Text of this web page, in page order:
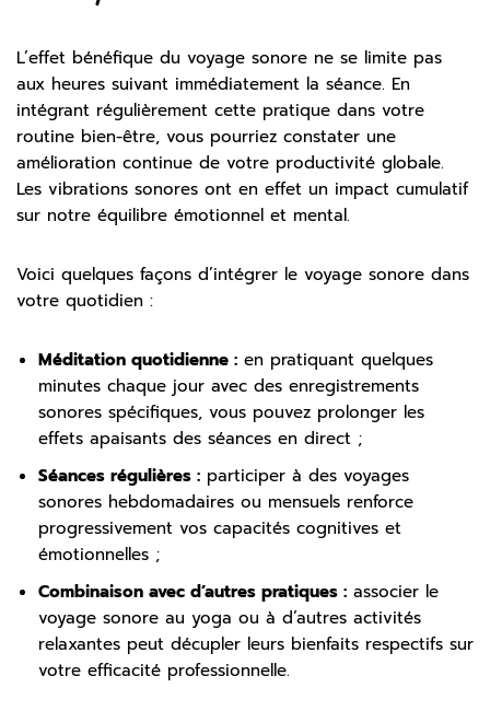
L’effet bénéfique du voyage sonore ne se limite pas
aux heures suivant immédiatement la séance. En
intégrant régulièrement cette pratique dans votre
routine bien-être, vous pourriez constater une
amélioration continue de votre productivité globale.
Les vibrations sonores ont en effet un impact cumulatif
sur notre équilibre émotionnel et mental.
Voici quelques façons d’intégrer le voyage sonore dans
votre quotidien :
Méditation quotidienne : en pratiquant quelques
minutes chaque jour avec des enregistrements
sonores spécifiques, vous pouvez prolonger les
effets apaisants des séances en direct ;
Séances régulières : participer à des voyages
sonores hebdomadaires ou mensuels renforce
progressivement vos capacités cognitives et
émotionnelles ;
Combinaison avec d’autres pratiques : associer le
voyage sonore au yoga ou à d’autres activités
relaxantes peut décupler leurs bienfaits respectifs sur
votre efficacité professionnelle.